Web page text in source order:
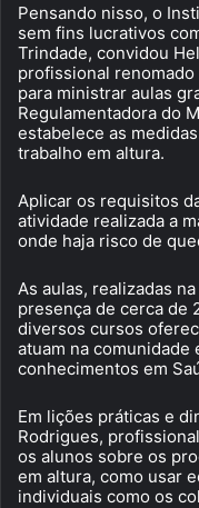
Pensando nisso, o
sem fins lucrativos
Trindade, convidou
profissional
para ministrar aulas
Regulamentadora do
estabelece as
trabalho em altura.
Aplicar os requisitos
atividade realizada a
onde haja risco de
As aulas, realizadas
presença de cerca de
diversos cursos
atuam na comunidade
conhecimentos em
Em lições práticas e
Rodrigues,
os alunos sobre os
em altura, como usar
individuais como os